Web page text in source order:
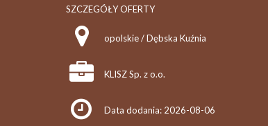
SZCZEGÓŁY OFERTY
opolskie / Dębska Kuźnia
KLISZ Sp. z o.o.
Data dodania: 2026-08-06